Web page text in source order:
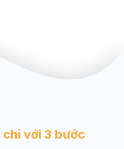
chỉ với 3 bước